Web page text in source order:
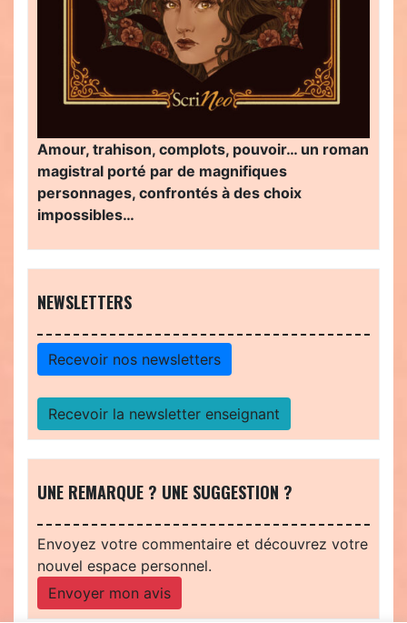
Amour, trahison, complots, pouvoir… un roman
magistral porté par de magnifiques
personnages, confrontés à des choix
impossibles…
NEWSLETTERS
Recevoir nos newsletters
Recevoir la newsletter enseignant
UNE REMARQUE ? UNE SUGGESTION ?
Envoyez votre commentaire et découvrez votre
nouvel espace personnel.
Envoyer mon avis